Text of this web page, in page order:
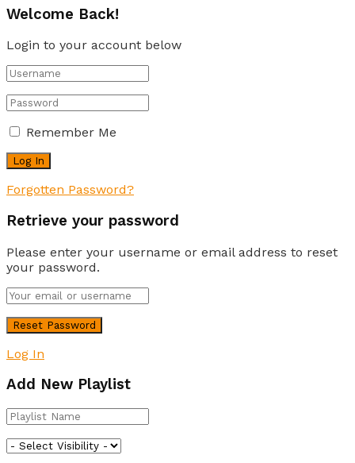
Welcome Back!
Login to your account below
Remember Me
Forgotten Password?
Retrieve your password
Please enter your username or email address to reset
your password.
Log In
Add New Playlist